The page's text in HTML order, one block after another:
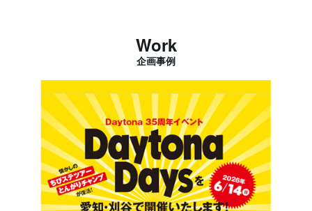
Work
企画事例